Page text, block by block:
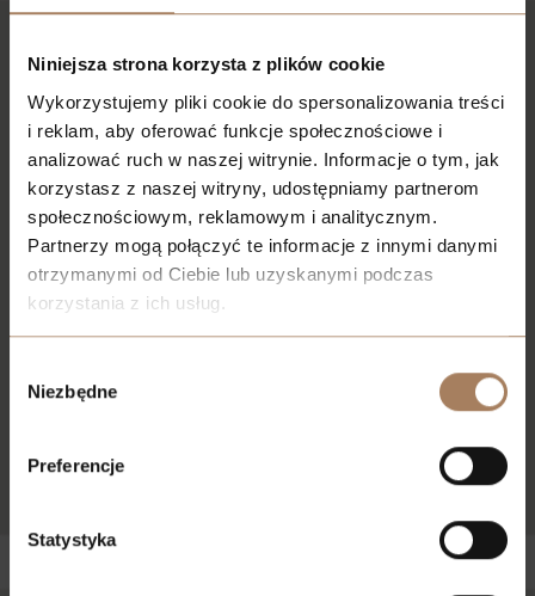
Niniejsza strona korzysta z plików cookie
Wykorzystujemy pliki cookie do spersonalizowania treści
i reklam, aby oferować funkcje społecznościowe i
analizować ruch w naszej witrynie. Informacje o tym, jak
korzystasz z naszej witryny, udostępniamy partnerom
społecznościowym, reklamowym i analitycznym.
Partnerzy mogą połączyć te informacje z innymi danymi
otrzymanymi od Ciebie lub uzyskanymi podczas
korzystania z ich usług.
process your information.
zgody
Niezbędne
Preferencje
Statystyka